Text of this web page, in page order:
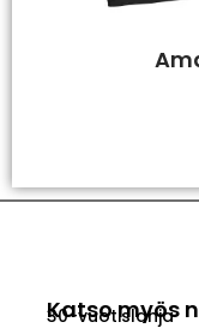
Katso myös
30-vuotislahja